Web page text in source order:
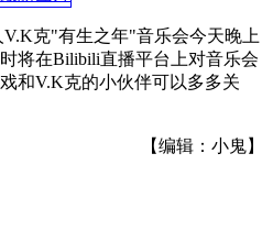
V.K克"有生之年"音乐会今天晚上
将在Bilibili直播平台上对音乐会
和V.K克的小伙伴可以多多关
【编辑：小鬼】